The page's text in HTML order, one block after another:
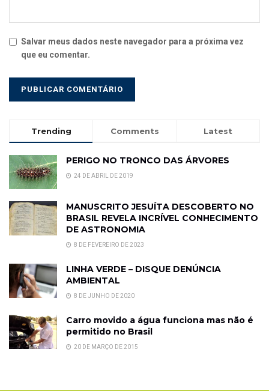
Salvar meus dados neste navegador para a próxima vez
que eu comentar.
Trending Comments Latest
PERIGO NO TRONCO DAS ÁRVORES
24 DE ABRIL DE 2019
MANUSCRITO JESUÍTA DESCOBERTO NO
BRASIL REVELA INCRÍVEL CONHECIMENTO
DE ASTRONOMIA
8 DE FEVEREIRO DE 2023
LINHA VERDE – DISQUE DENÚNCIA
AMBIENTAL
8 DE JUNHO DE 2020
Carro movido a água funciona mas não é
permitido no Brasil
20 DE MARÇO DE 2015